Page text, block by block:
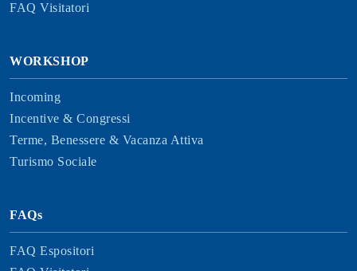
FAQ Visitatori
WORKSHOP
Incoming
Incentive & Congressi
Terme, Benessere & Vacanza Attiva
Turismo Sociale
FAQs
FAQ Espositori